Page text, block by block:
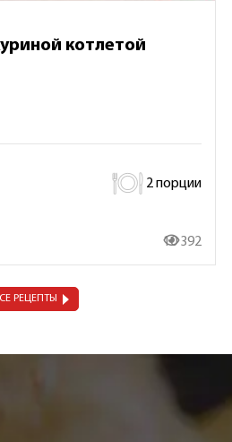
котлетой
2 порции
10 392
РЕЦЕПТЫ